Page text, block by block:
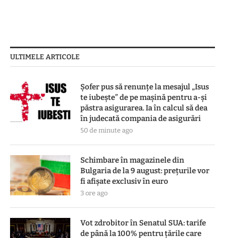
ULTIMELE ARTICOLE
Șofer pus să renunțe la mesajul „Isus
te iubește” de pe mașină pentru a-și
păstra asigurarea. Ia în calcul să dea
în judecată compania de asigurări
50 de minute ago
Schimbare în magazinele din
Bulgaria de la 9 august: prețurile vor
fi afișate exclusiv în euro
3 ore ago
Vot zdrobitor în Senatul SUA: tarife
de până la 100% pentru țările care